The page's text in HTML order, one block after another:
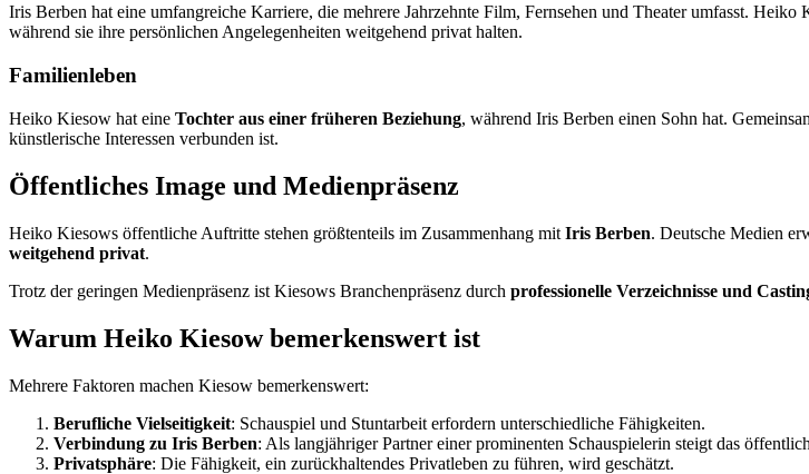
Iris Berben hat eine umfangreiche Karriere, die mehrere Jahrzehnte Film, Fernsehen und Theater umfasst.
während sie ihre persönlichen Angelegenheiten weitgehend privat halten.
Familienleben
Heiko Kiesow hat eine Tochter aus einer früheren Beziehung, während Iris Berben einen Sohn hat.
künstlerische Interessen verbunden ist.
Öffentliches Image und Medienpräsenz
Heiko Kiesows öffentliche Auftritte stehen größtenteils im Zusammenhang mit Iris Berben. Deutsche Medien
weitgehend privat.
Trotz der geringen Medienpräsenz ist Kiesows Branchenpräsenz durch professionelle Verzeichnisse und
Warum Heiko Kiesow bemerkenswert ist
Mehrere Faktoren machen Kiesow bemerkenswert:
Berufliche Vielseitigkeit: Schauspiel und Stuntarbeit erfordern unterschiedliche Fähigkeiten.
Verbindung zu Iris Berben: Als langjähriger Partner einer prominenten Schauspielerin steigt das
Privatsphäre: Die Fähigkeit, ein zurückhaltendes Privatleben zu führen, wird geschätzt.